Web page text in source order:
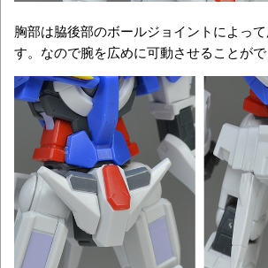
胸部は脇後部のボールジョイントによっ
す。なので腕を広めに可動させることがで